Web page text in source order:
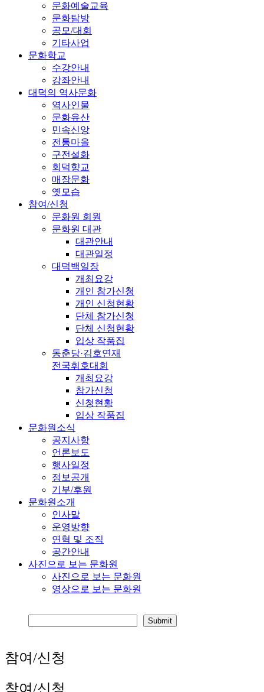
문화예술교육
문화탐방
공모/대회
기타사업
문화학교
수강안내
강좌안내
대덕의 역사문화
역사인물
문화유산
민속신앙
전통마을
구전설화
회덕향교
매장문화
옛모습
참여/신청
문화원 회원
문화원 대관
대관안내
대관일정
대덕백일장
개최요강
개인 참가신청
개인 신청현황
단체 참가신청
단체 신청현황
입상 작품집
동춘당·김호연재
전국휘호대회
개최요강
참가신청
신청현황
입상 작품집
문화원소식
공지사항
언론보도
행사일정
정보공개
기부/후원
문화원소개
인사말
운영방향
연혁 및 조직
공간안내
사진으로 보는 문화원
사진으로 보는 문화원
영상으로 보는 문화원
참여/신청
참여/신청